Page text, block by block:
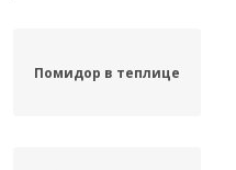
Помидор в теплице